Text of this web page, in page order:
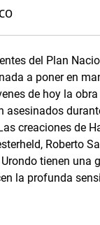
del Plan
a poner en
de hoy la
asesinados
creaciones de
Roberto
tienen una
la profunda